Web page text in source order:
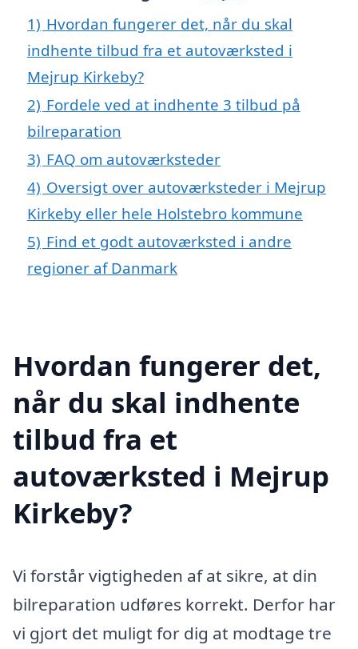
1) Hvordan fungerer det, når du skal
indhente tilbud fra et autoværksted i
Mejrup Kirkeby?
2) Fordele ved at indhente 3 tilbud på
bilreparation
3) FAQ om autoværksteder
4) Oversigt over autoværksteder i Mejrup
Kirkeby eller hele Holstebro kommune
5) Find et godt autoværksted i andre
regioner af Danmark
Hvordan fungerer det,
når du skal indhente
tilbud fra et
autoværksted i Mejrup
Kirkeby?
Vi forstår vigtigheden af at sikre, at din
bilreparation udføres korrekt. Derfor har
vi gjort det muligt for dig at modtage tre